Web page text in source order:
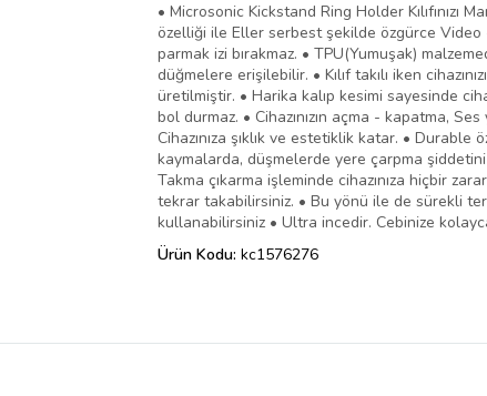
• Microsonic Kickstand Ring Holder
özelliği ile Eller serbest şekilde özgürce Video
parmak izi bırakmaz. • TPU(Yumuşak)
düğmelere erişilebilir. • Kılıf takılı iken
üretilmiştir. • Harika kalıp kesimi sayesinde
bol durmaz. • Cihazınızın açma - kapatma,
Cihazınıza şıklık ve estetiklik katar. •
kaymalarda, düşmelerde yere çarpma şiddetini
Takma çıkarma işleminde cihazınıza hiçbir
tekrar takabilirsiniz. • Bu yönü ile de sürekli
kullanabilirsiniz • Ultra incedir. Cebinize
Ürün Kodu: kc1576276